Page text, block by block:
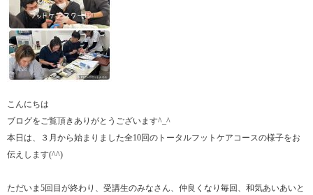
こんにちは
ブログをご覧頂きありがとうございます^_^
本日は、３月から始まりました全10回のトータルフットケアコースの様子をお
伝えします(^^)
ただいま5回目が終わり、受講生のみなさん、仲良くなり毎回、和気あいあいと